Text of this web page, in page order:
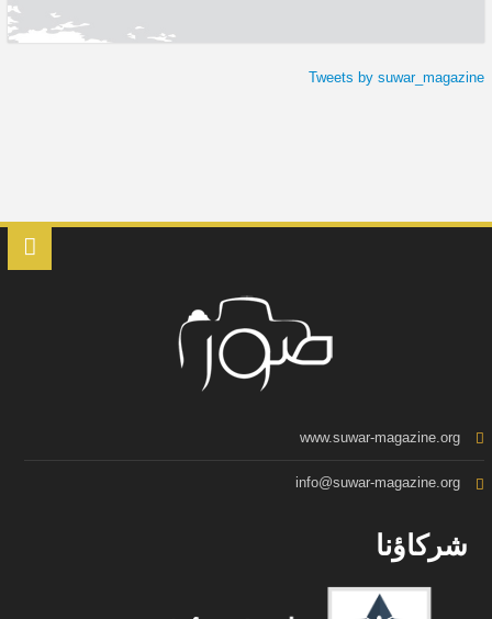
Tweets by suwar_magazine
www.suwar-magazine.org
info@suwar-magazine.org
شركاؤنا